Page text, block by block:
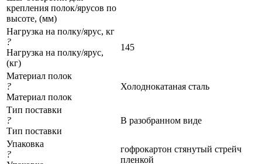
крепления полок/ярусов по
высоте, (мм)
Нагрузка на полку/ярус, кг
?
Нагрузка на полку/ярус,
(кг)
145
Материал полок
?
Материал полок
Холоднокатаная сталь
Тип поставки
?
Тип поставки
В разобранном виде
Упаковка
?
гофрокартон стянутый стрейч
пленкой